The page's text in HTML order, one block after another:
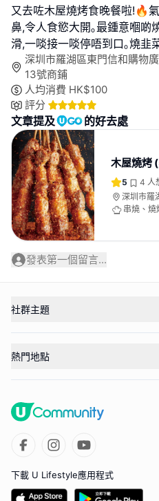
又去咗木屋燒烤食晚餐啦!🔥
鼻,令人食慾大開｡最鍾意嗰啲
滑,一啖接一啖停唔到口｡燒韭
深圳市羅湖區東門信和購物
13號商鋪
人均消費 HK$100
評分
文章提及 的好去處
木屋燒烤
5 4 人
深圳市羅
08、09
串燒、燒
發表第一個留言...
社群主題
熱門地點
下載 U Lifestyle應用程式